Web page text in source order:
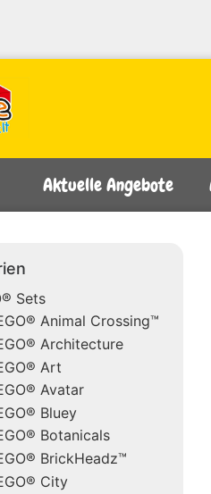
Aktuelle Angebote
Sets
Animal Crossing™
Architecture
Art
Avatar
Bluey
Botanicals
BrickHeadz™
City